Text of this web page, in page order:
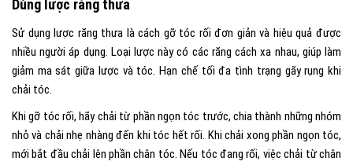
Dùng lược răng thưa
Sử dụng lược răng thưa là cách gỡ tóc rối đơn giản và hiệu quả được
nhiều người áp dụng. Loại lược này có các răng cách xa nhau, giúp làm
giảm ma sát giữa lược và tóc. Hạn chế tối đa tình trạng gãy rụng khi
chải tóc.
Khi gỡ tóc rối, hãy chải từ phần ngọn tóc trước, chia thành những nhóm
nhỏ và chải nhẹ nhàng đến khi tóc hết rối. Khi chải xong phần ngọn tóc,
mới bắt đầu chải lên phần chân tóc. Nếu tóc đang rối, việc chải từ chân